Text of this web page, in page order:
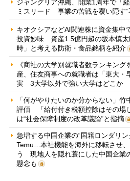
ジャングリア沖縄、開業1周年で「
ミスリード 事業の苦戦を覆い隠す“
キオクシアなどAI関連株に資金集中
投資妙味 資産1.5億円超の坂本慎太
時」と考える防衛・食品銘柄を紹介
《商社の大学別就職者数ランキン
産、住友商事への就職者は「東大・
実 3大学以外で強い大学はどこか
「何がやりたいのか分からない」
評価 「給付付き税額控除はその場
は“社会保障制度の改革議論”と指摘
急増する中国企業の“国籍ロンダリ
Temu…本社機能を海外に移転させ
う 現地人を隠れ蓑にした中国企業
懸念も